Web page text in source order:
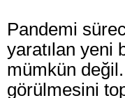
Pandemi
yaratılan yeni
mümkün
görülmesini